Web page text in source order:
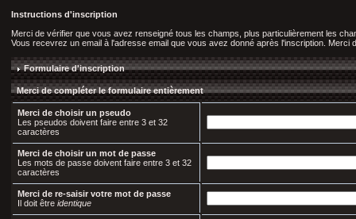
Instructions d'inscription
Merci de vérifier que vous avez renseigné tous les champs, plus particulièrement les
Vous recevrez un email à l'adresse email que vous avez donné après l'inscription.
Formulaire d'inscription
Merci de compléter le formulaire entièrement
Merci de choisir un pseudo
Les pseudos doivent faire entre 3 et 32
caractères
Merci de choisir un mot de passe
Les mots de passe doivent faire entre 3 et 32
caractères
Merci de re-saisir votre mot de passe
Il doit être identique